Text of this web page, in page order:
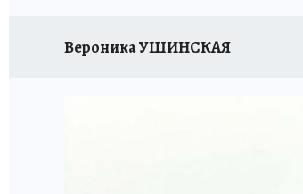
Вероника УШИНСКАЯ